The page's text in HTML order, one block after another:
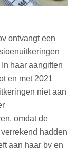
ontvangt een
haar aangiften
en met 2021
niet aan
omdat de
hadden
aan haar bv en